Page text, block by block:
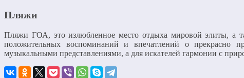
Пляжи
Пляжи ГОА, это излюбленное место отдыха мировой элиты, а
положительных воспоминаний и впечатлений о прекрасно
музыкальными представлениями, а для искателей гармонии с